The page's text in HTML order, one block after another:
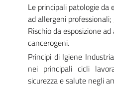
Le principali patologie da
ad allergeni
Rischio da esposizione
cancerogeni.
Principi di Igiene
nei principali cicli
sicurezza e salute negli